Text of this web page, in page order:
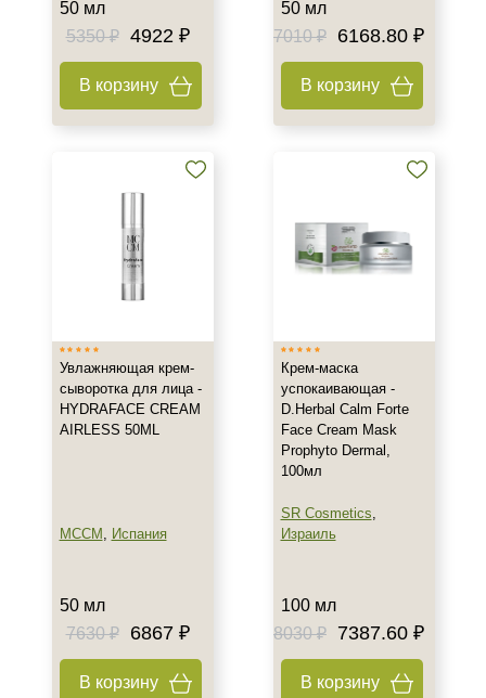
Время применения
Вечер
День
Для женщин
Массаж
Пилинг
Показать еще
SPF 30
50 мл
5350 ₽
4922 ₽
В корзину
50 мл
7010 ₽
6168.80 ₽
В корзину
Увлажняющая крем-
сыворотка для лица -
HYDRAFACE CREAM
AIRLESS 50ML
MCCM , Испания
50 мл
7630 ₽
6867 ₽
В корзину
Крем-маска
успокаивающая -
D.Herbal Calm Forte
Face Cream Mask
Prophyto Dermal,
100мл
SR Cosmetics,
Израиль
100 мл
8030 ₽
7387.60 ₽
В корзину